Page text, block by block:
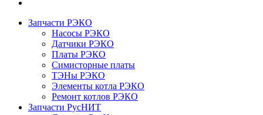
Запчасти РЭКО
Насосы РЭКО
Датчики РЭКО
Платы РЭКО
Симисторные платы
ТЭНы РЭКО
Элементы котла РЭКО
Ремонт котлов РЭКО
Запчасти РусНИТ